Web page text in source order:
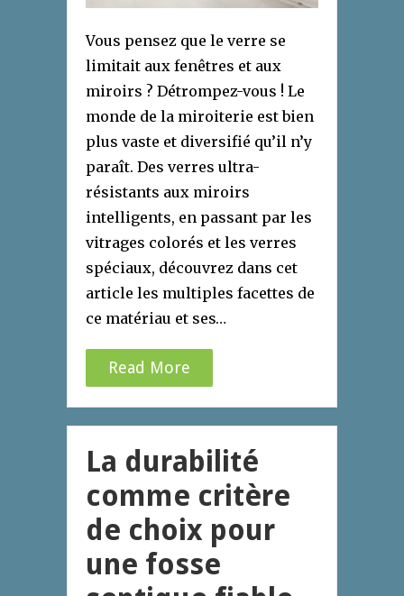
Vous pensez que le verre se
limitait aux fenêtres et aux
miroirs ? Détrompez-vous ! Le
monde de la miroiterie est bien
plus vaste et diversifié qu’il n’y
paraît. Des verres ultra-
résistants aux miroirs
intelligents, en passant par les
vitrages colorés et les verres
spéciaux, découvrez dans cet
article les multiples facettes de
ce matériau et ses…
Read More
La durabilité
comme critère
de choix pour
une fosse